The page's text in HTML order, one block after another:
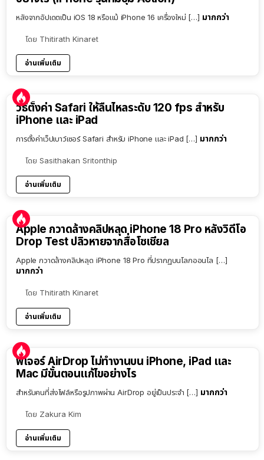
หลังจากอัปเดตเป็น iOS 18 หรือแม้ iPhone 16 เครื่องใหม่ […] มากกว่า
โดย Thitirath Kinaret
อ่านเพิ่มเติม
วิธีตั้งค่า Safari ให้ลื่นไหลระดับ 120 fps สำหรับ
iPhone และ iPad
การตั้งค่าเว็ปเบาว์เซอร์ Safari สำหรับ iPhone และ iPad […] มากกว่า
โดย Sasithakan Sritonthip
อ่านเพิ่มเติม
Apple กวาดล้างคลิปหลุด iPhone 18 Pro หลังวิดีโอ
Drop Test ปลิวหายจากสื่อโซเชียล
Apple กวาดล้างคลิปหลุด iPhone 18 Pro ที่ปรากฏบนโลกออนไล […]
มากกว่า
โดย Thitirath Kinaret
อ่านเพิ่มเติม
ฟีเจอร์ AirDrop ไม่ทำงานบน iPhone, iPad และ
Mac มีขั้นตอนแก้ไขอย่างไร
สำหรับคนที่ส่งไฟล์หรือรูปภาพผ่าน AirDrop อยู่เป็นประจำ […] มากกว่า
โดย Zakura Kim
อ่านเพิ่มเติม